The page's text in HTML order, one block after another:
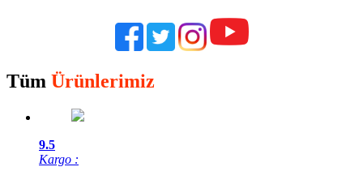
Tüm Ürünlerimiz
9.5
Kargo :